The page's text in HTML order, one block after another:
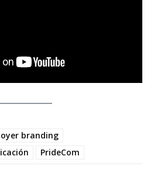
branding
PrideCom